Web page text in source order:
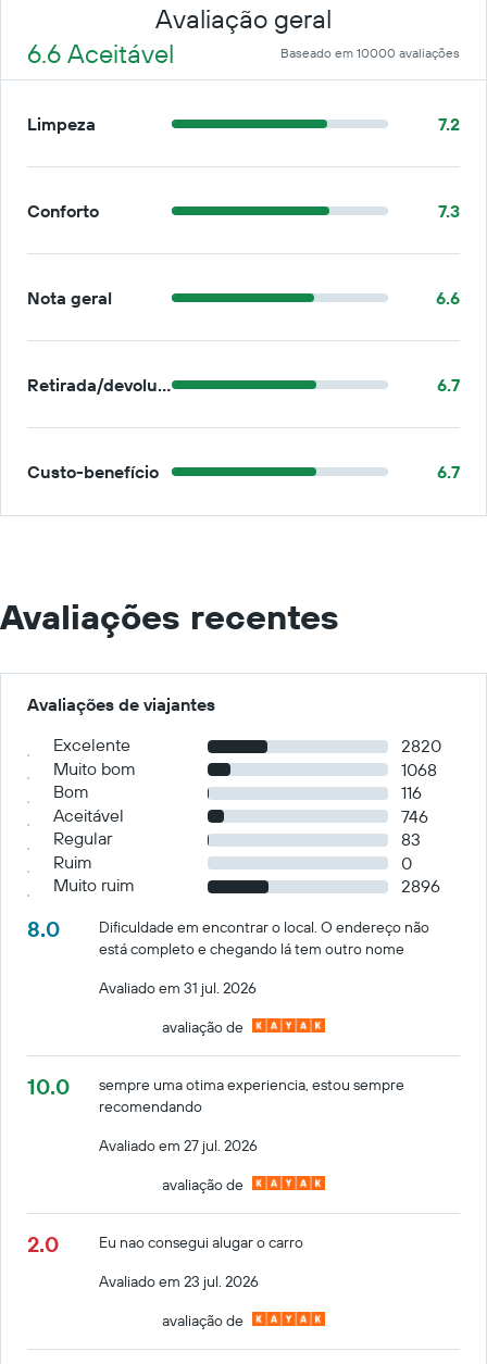
Avaliação geral
6.6 Aceitável
Baseado em 10000 avaliações
Limpeza 7.2
Conforto 7.3
Nota geral 6.6
Retirada/devolução 6.7
Custo-benefício 6.7
Avaliações recentes
Avaliações de viajantes
Excelente
2820
Muito bom
1068
Bom
116
Aceitável
746
Regular
83
Ruim
0
Muito ruim
2896
8.0
Dificuldade em encontrar o local. O endereço não
está completo e chegando lá tem outro nome
Avaliado em 31 jul. 2026
avaliação de
10.0
sempre uma otima experiencia, estou sempre
recomendando
Avaliado em 27 jul. 2026
avaliação de
2.0
Eu nao consegui alugar o carro
Avaliado em 23 jul. 2026
avaliação de